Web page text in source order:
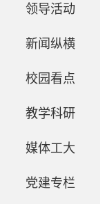
领导活动
新闻纵横
校园看点
教学科研
媒体工大
党建专栏